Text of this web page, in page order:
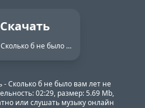
Скачать
Нейросеть - Сколько б не было вам лет не грустите
Сколько б не было вам лет не
02:29, размер: 5.69 Mb,
или слушать музыку онлайн